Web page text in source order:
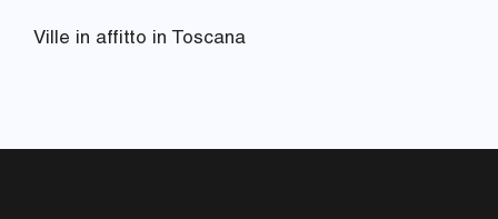
Ville in affitto in Toscana